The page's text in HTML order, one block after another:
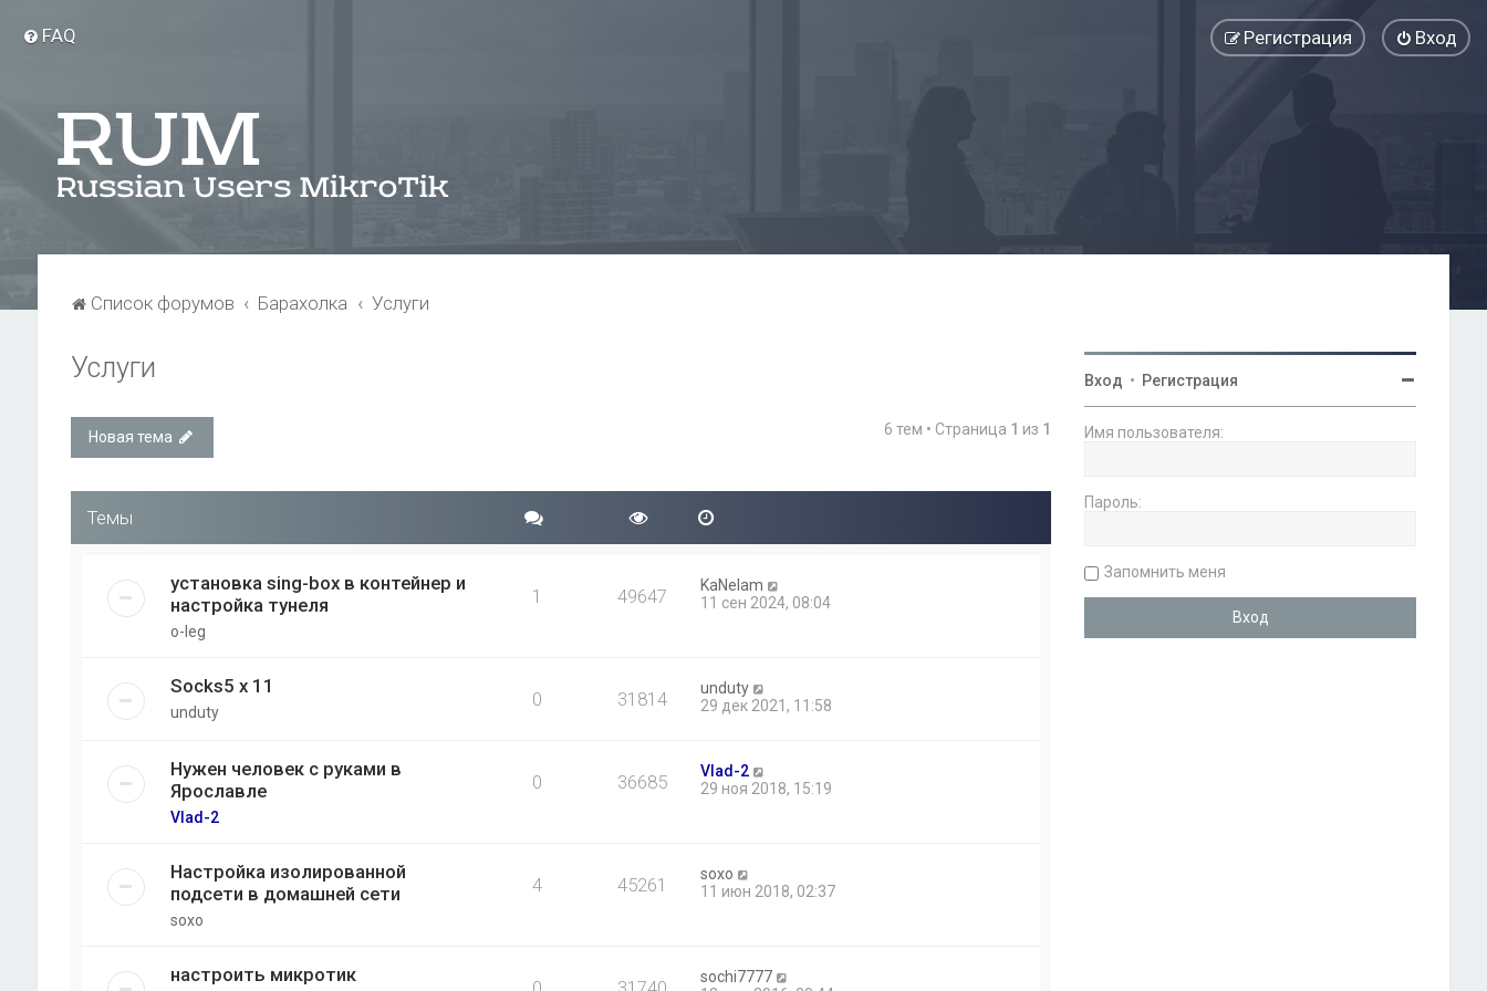
FAQ Вход
Регистрация
Список форумов Барахолка Услуги
Услуги
Новая тема 6 тем • Страница 1 из 1
Темы
установка sing-box в контейнер и
настройка тунеля
o-leg
1 49647
KaNelam
11 сен 2024, 08:04
Socks5 x 11
unduty
0 31814
unduty
29 дек 2021, 11:58
Нужен человек с руками в
Ярославле
Vlad-2
0 36685
Vlad-2
29 ноя 2018, 15:19
Настройка изолированной
подсети в домашней сети
soxo
4 45261
soxo
11 июн 2018, 02:37
настроить микротик
sochi7777
Вход • Регистрация
Имя пользователя:
Пароль:
Запомнить меня